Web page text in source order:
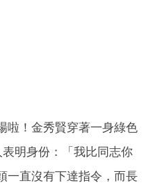
啦！金秀賢穿著一身綠色
明身份：「我比同志你
一直沒有下達指令，而長